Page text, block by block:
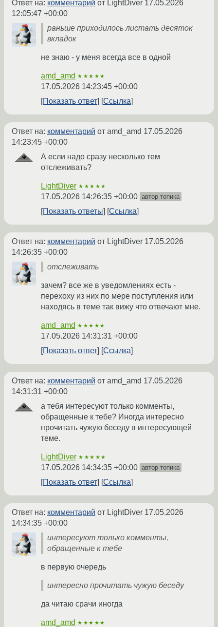
Ответ на: комментарий от LightDiver 17.05.2026
12:05:47 +00:00
раньше приходилось листать десяток
вкладок
не знаю - у меня всегда все в одной
amd_amd ★★★★★
17.05.2026 14:23:45 +00:00
Показать ответ
Ссылка
Ответ на: комментарий от amd_amd 17.05.2026
14:23:45 +00:00
А если надо сразу несколько тем
отслеживать?
LightDiver ★★★★★
17.05.2026 14:26:35 +00:00 автор топика
Показать ответы Ссылка
Ответ на: комментарий от LightDiver 17.05.2026
14:26:35 +00:00
отслеживать
зачем? все же в уведомлениях есть -
перехоху из них по мере поступления или
находясь в теме так вижу что отвечают мне.
amd_amd ★★★★★
17.05.2026 14:31:31 +00:00
Показать ответ
Ссылка
Ответ на: комментарий от amd_amd 17.05.2026
14:31:31 +00:00
а тебя интересуют только комменты,
обращенные к тебе? Иногда интересно
прочитать чужую беседу в интересующей
теме.
LightDiver ★★★★★
17.05.2026 14:34:35 +00:00 автор топика
Показать ответ Ссылка
Ответ на: комментарий от LightDiver 17.05.2026
14:34:35 +00:00
интересуют только комменты,
обращенные к тебе
в первую очередь
интересно прочитать чужую беседу
да читаю срачи иногда
amd_amd ★★★★★